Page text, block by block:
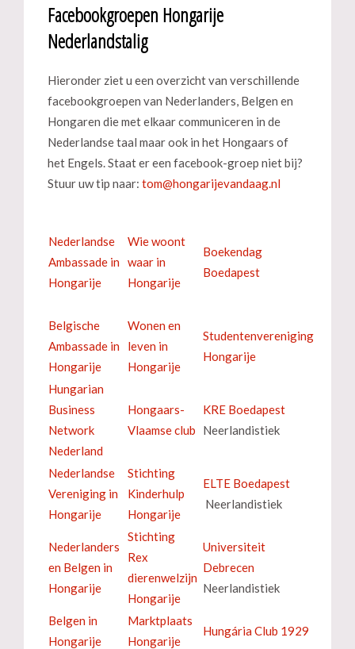
Facebookgroepen Hongarije
Nederlandstalig
Hieronder ziet u een overzicht van verschillende
facebookgroepen van Nederlanders, Belgen en
Hongaren die met elkaar communiceren in de
Nederlandse taal maar ook in het Hongaars of
het Engels. Staat er een facebook-groep niet bij?
Stuur uw tip naar:
Nederlandse
Ambassade in
Hongarije
Wie woont
waar in
Hongarije
Boekendag
Boedapest
Belgische
Ambassade in
Hongarije
Wonen en
leven in
Hongarije
Studentenvereniging
Hongarije
Hungarian
Business
Network
Nederland
Hongaars-
Vlaamse club
KRE Boedapest
Neerlandistiek
Nederlandse
Vereniging in
Hongarije
Stichting
Kinderhulp
Hongarije
ELTE Boedapest
Neerlandistiek
Nederlanders
en Belgen in
Hongarije
Stichting
Rex
dierenwelzijn
Hongarije
Universiteit
Debrecen
Neerlandistiek
Belgen in
Hongarije
Marktplaats
Hongarije
Hungária Club 1929